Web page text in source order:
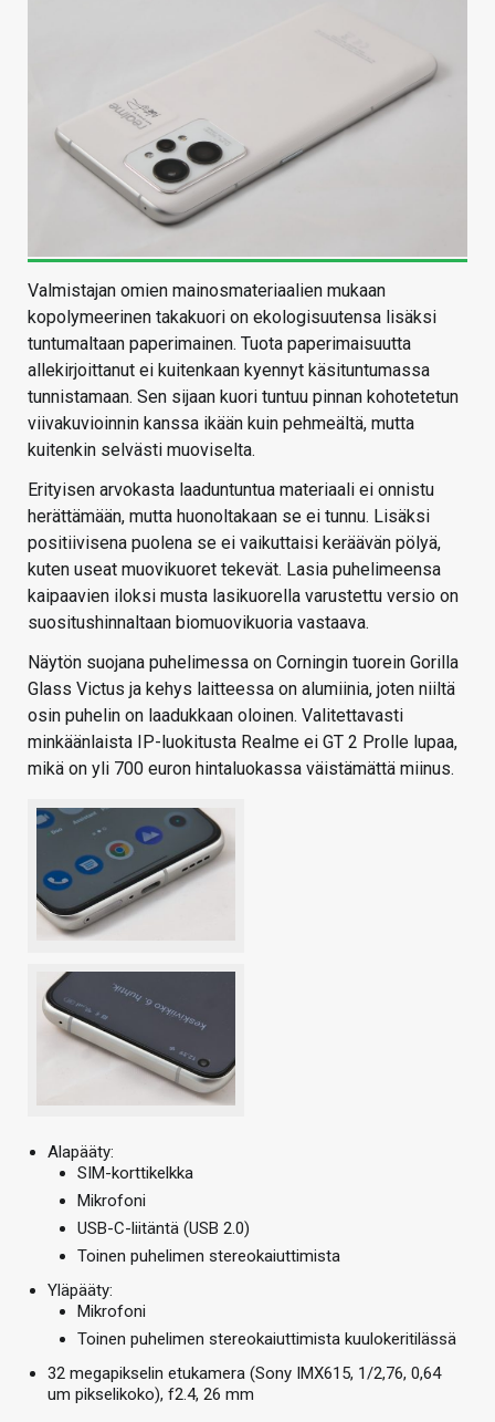
Valmistajan omien mainosmateriaalien mukaan
kopolymeerinen takakuori on ekologisuutensa lisäksi
tuntumaltaan paperimainen. Tuota paperimaisuutta
allekirjoittanut ei kuitenkaan kyennyt käsituntumassa
tunnistamaan. Sen sijaan kuori tuntuu pinnan kohotetetun
viivakuvioinnin kanssa ikään kuin pehmeältä, mutta
kuitenkin selvästi muoviselta.
Erityisen arvokasta laaduntuntua materiaali ei onnistu
herättämään, mutta huonoltakaan se ei tunnu. Lisäksi
positiivisena puolena se ei vaikuttaisi keräävän pölyä,
kuten useat muovikuoret tekevät. Lasia puhelimeensa
kaipaavien iloksi musta lasikuorella varustettu versio on
suositushinnaltaan biomuovikuoria vastaava.
Näytön suojana puhelimessa on Corningin tuorein Gorilla
Glass Victus ja kehys laitteessa on alumiinia, joten niiltä
osin puhelin on laadukkaan oloinen. Valitettavasti
minkäänlaista IP-luokitusta Realme ei GT 2 Prolle lupaa,
mikä on yli 700 euron hintaluokassa väistämättä miinus.
Alapääty:
SIM-korttikelkka
Mikrofoni
USB-C-liitäntä (USB 2.0)
Toinen puhelimen stereokaiuttimista
Yläpääty:
Mikrofoni
Toinen puhelimen stereokaiuttimista kuulokeritilässä
32 megapikselin etukamera (Sony IMX615, 1/2,76, 0,64
um pikselikoko), f2.4, 26 mm